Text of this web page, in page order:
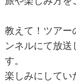
教えて！ツアー
ンネルにて放送
す。
楽しみにしてい